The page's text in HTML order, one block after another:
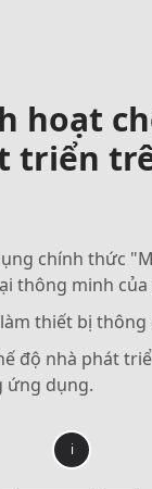
hoạt
triển
chính thức
thông minh của
thiết bị
độ nhà phát
ứng dụng.
i